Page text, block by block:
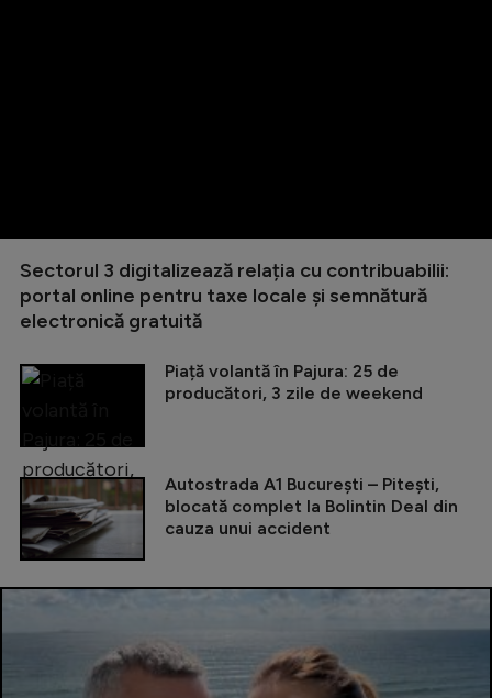
Sectorul 3 digitalizează relația cu contribuabilii:
portal online pentru taxe locale și semnătură
electronică gratuită
Piață volantă în Pajura: 25 de
producători, 3 zile de weekend
Autostrada A1 București – Pitești,
blocată complet la Bolintin Deal din
cauza unui accident